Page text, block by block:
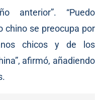
anterior”. “Puedo
chino se preocupa por
chicos y de los
afirmó, añadiendo